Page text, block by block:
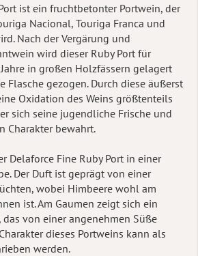
ist ein fruchtbetonter Portwein, der
Nacional, Touriga Franca und
Nach der Vergärung und
wird dieser Ruby Port für
in großen Holzfässern gelagert
Flasche gezogen. Durch diese äußerst
Oxidation des Weins größtenteils
sich seine jugendliche Frische und
Charakter bewahrt.
Delaforce Fine Ruby Port in einer
Der Duft ist geprägt von einer
wobei Himbeere wohl am
ist. Am Gaumen zeigt sich ein
von einer angenehmen Süße
dieses Portweins kann als
werden.